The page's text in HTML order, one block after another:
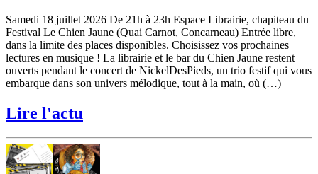
Samedi 18 juillet 2026 De 21h à 23h Espace Librairie, chapiteau du
Festival Le Chien Jaune (Quai Carnot, Concarneau) Entrée libre,
dans la limite des places disponibles. Choisissez vos prochaines
lectures en musique ! La librairie et le bar du Chien Jaune restent
ouverts pendant le concert de NickelDesPieds, un trio festif qui vous
embarque dans son univers mélodique, tout à la main, où (…)
Lire l'actu